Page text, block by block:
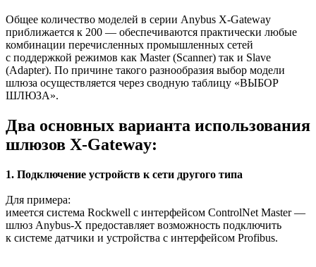
Общее количество моделей в серии Anybus X-Gateway
приближается к 200 — обеспечиваются практически любые
комбинации перечисленных промышленных сетей
с поддержкой режимов как Master (Scanner) так и Slave
(Adapter). По причине такого разнообразия выбор модели
шлюза осуществляется через сводную таблицу «ВЫБОР
ШЛЮЗА».
Два основных варианта использования
шлюзов X-Gateway:
1. Подключение устройств к сети другого типа
Для примера:
имеется система Rockwell с интерфейсом ControlNet Master —
шлюз Anybus-X предоставляет возможность подключить
к системе датчики и устройства с интерфейсом Profibus.